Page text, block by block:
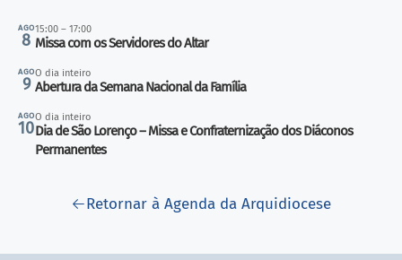
AGO
8
15:00 – 17:00
Missa com os Servidores do Altar
AGO
9
O dia inteiro
Abertura da Semana Nacional da Família
AGO
10
O dia inteiro
Dia de São Lorenço – Missa e Confraternização dos Diáconos
Permanentes
Retornar à Agenda da Arquidiocese